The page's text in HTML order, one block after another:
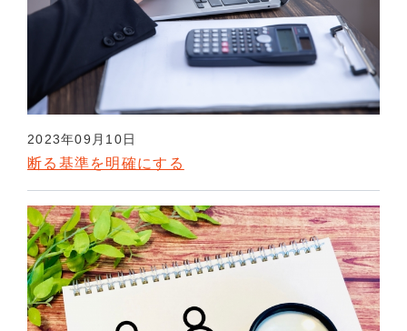
2023年09月10日
断る基準を明確にする